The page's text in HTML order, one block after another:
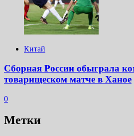
Китай
Сборная России обыграла
товарищеском матче в Ханое
0
Метки